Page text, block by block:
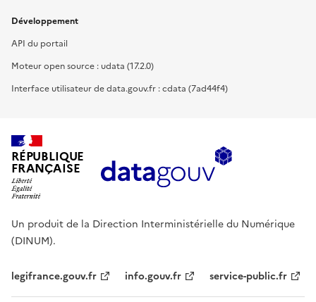
Développement
API du portail
Moteur open source : udata (17.2.0)
Interface utilisateur de data.gouv.fr : cdata (7ad44f4)
RÉPUBLIQUE
FRANÇAISE
Un produit de la Direction Interministérielle du Numérique
(DINUM).
legifrance.gouv.fr info.gouv.fr service-public.fr